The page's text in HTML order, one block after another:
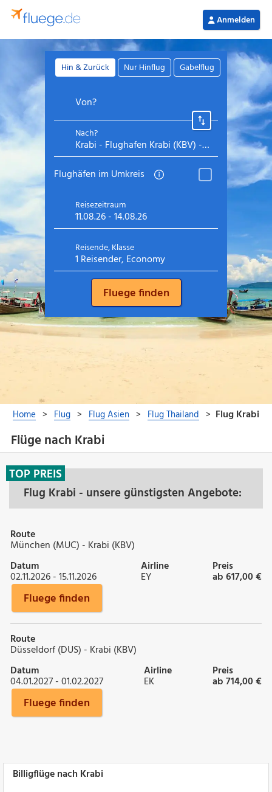
Flüge nach Krabi
Flug Krabi - unsere günstigsten Angebote:
TOP PREIS
Route
München (MUC) - Krabi (KBV)
Datum
02.11.2026 - 15.11.2026
Airline
EY
Preis
ab 617,00 €
Fluege finden
Route
Düsseldorf (DUS) - Krabi (KBV)
Datum
04.01.2027 - 01.02.2027
Airline
EK
Preis
ab 714,00 €
Fluege finden
Billigflüge nach Krabi